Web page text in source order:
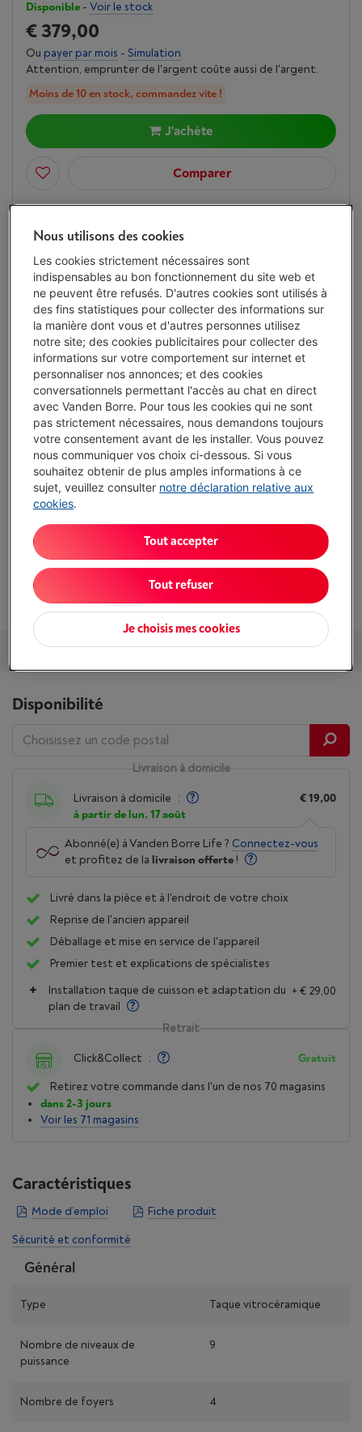
Disponible - Voir le stock
€ 379,00
Ou payer par mois - Simulation
Attention, emprunter de l'argent coûte aussi de l'argent.
Moins de 10 en stock, commandez vite !
J'achète
Comparer
Vanden Borre Life Gros électro
€ 14,99 / mois
Prolongez la durée de vie de vos appareils avec un seul
abonnement
Ce produit serait couvert15 ansaprès votre achat.
Plus d'infos
Atouts
4 foyers radiants, 9 niveaux : flexibilité pour mijoter, saisir
ou faire bouillir au quotidien.
Commandes tactiles + minuteur : réglages précis et arrêt
automatique pratique sur chaque foyer.
Niche 56 x 49 cm : remplacement facile d’une ancienne
taque vitrocéramique 60 cm.
Vitrocéramique classique : chauffe plus lente et inertie
Afficher toutes les caractéristiques
Services et Garantie Packs Accessoires Nos conseils
Disponibilité
Livraison à domicile
Livraison à domicile :
à partir de lun. 17 août
€ 19,00
Abonné(e) à Vanden Borre Life ? Connectez-vous
et profitez de la livraison offerte !
Livré dans la pièce et à l'endroit de votre choix
Reprise de l'ancien appareil
Déballage et mise en service de l'appareil
Premier test et explications de spécialistes
Installation taque de cuisson et adaptation du
plan de travail
+ € 29,00
Retrait
Click&Collect : Gratuit
Retirez votre commande dans l'un de nos 70 magasins
dans 2-3 jours
Voir les 71 magasins
Caractéristiques
Mode d’emploi Fiche produit
Sécurité et conformité
Général
Type Taque vitrocéramique
Nombre de niveaux de
puissance
9
Nombre de foyers 4
Nous utilisons des cookies
Les cookies strictement nécessaires sont
indispensables au bon fonctionnement du site web et
ne peuvent être refusés. D'autres cookies sont utilisés à
des fins statistiques pour collecter des informations sur
la manière dont vous et d'autres personnes utilisez
notre site; des cookies publicitaires pour collecter des
informations sur votre comportement sur internet et
personnaliser nos annonces; et des cookies
conversationnels permettant l'accès au chat en direct
avec Vanden Borre. Pour tous les cookies qui ne sont
pas strictement nécessaires, nous demandons toujours
votre consentement avant de les installer. Vous pouvez
nous communiquer vos choix ci-dessous. Si vous
souhaitez obtenir de plus amples informations à ce
sujet, veuillez consulter notre déclaration relative aux
cookies.
Je choisis mes cookies
Tout refuser
Tout accepter